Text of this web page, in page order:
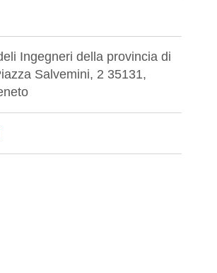
Ingegneri della provincia di
Salvemini, 2 35131,